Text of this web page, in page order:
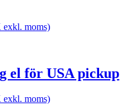
exkl. moms)
el för USA pickup
exkl. moms)